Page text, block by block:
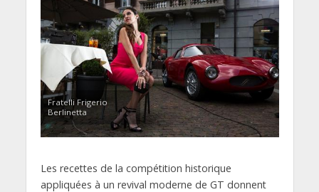
Fratelli Frigerio
Berlinetta
Les recettes de la compétition historique
appliquées à un revival moderne de GT donnent